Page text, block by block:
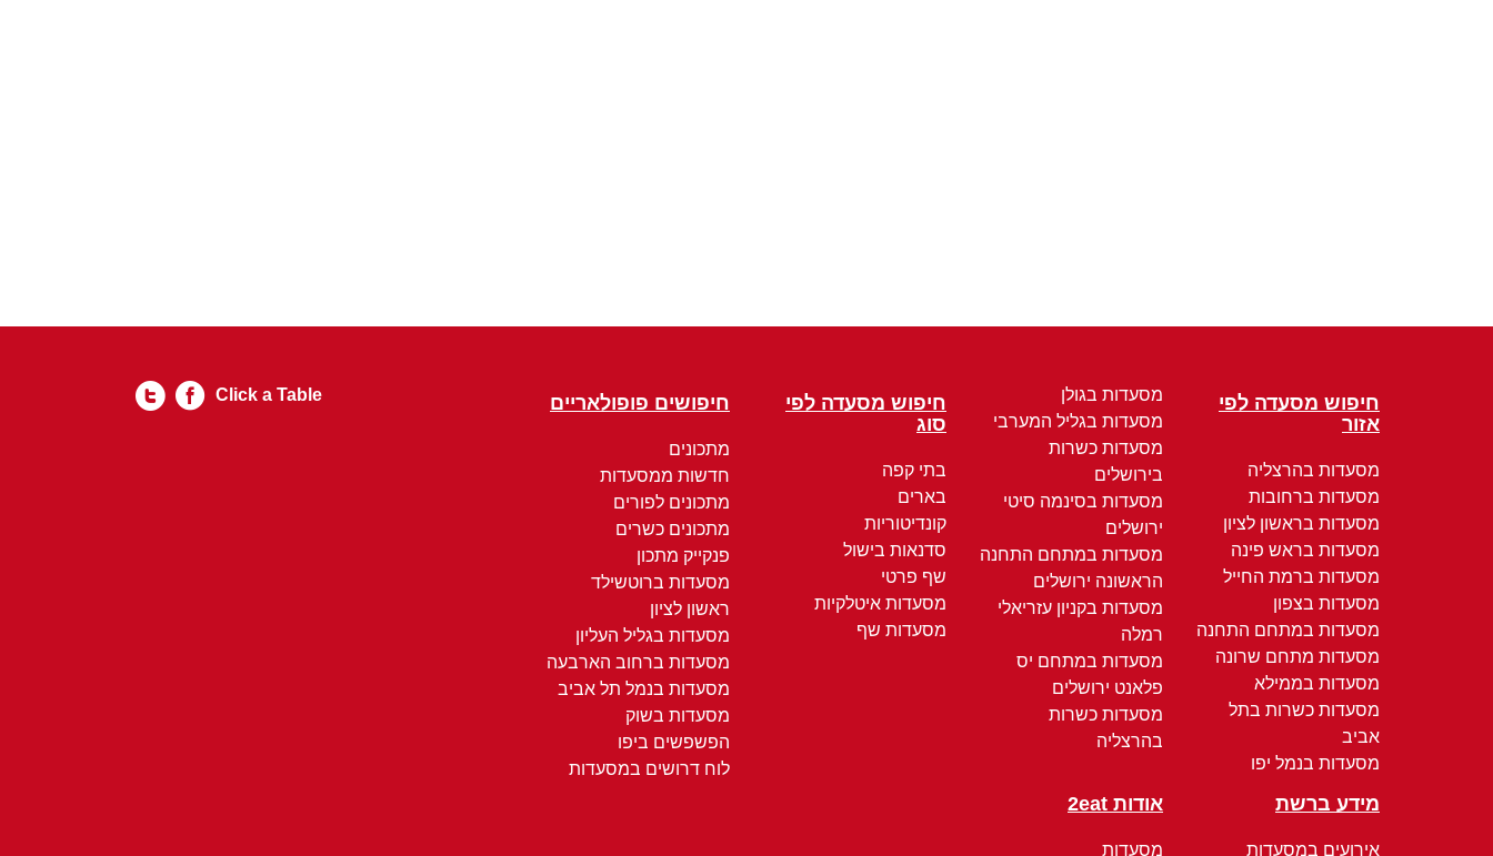
חיפוש מסעדה לפי
אזור
מסעדות בהרצליה
מסעדות ברחובות
מסעדות בראשון לציון
מסעדות בראש פינה
מסעדות ברמת החייל
מסעדות בצפון
מסעדות במתחם התחנה
מסעדות מתחם שרונה
מסעדות בממילא
מסעדות כשרות בתל
אביב
מסעדות בנמל יפו
מסעדות בגולן
מסעדות בגליל המערבי
מסעדות כשרות
בירושלים
מסעדות בסינמה סיטי
ירושלים
מסעדות במתחם התחנה
הראשונה ירושלים
מסעדות בקניון עזריאלי
רמלה
מסעדות במתחם יס
פלאנט ירושלים
מסעדות כשרות
בהרצליה
חיפוש מסעדה לפי
סוג
בתי קפה
בארים
קונדיטוריות
סדנאות בישול
שף פרטי
מסעדות איטלקיות
מסעדות שף
חיפושים פופולאריים
מתכונים
חדשות ממסעדות
מתכונים לפורים
מתכונים כשרים
פנקייק מתכון
מסעדות ברוטשילד
ראשון לציון
מסעדות בגליל העליון
מסעדות ברחוב הארבעה
מסעדות בנמל תל אביב
מסעדות בשוק
הפשפשים ביפו
לוח דרושים במסעדות
מידע ברשת
אירועים במסעדות
אודות 2eat
מסעדות
Click a Table